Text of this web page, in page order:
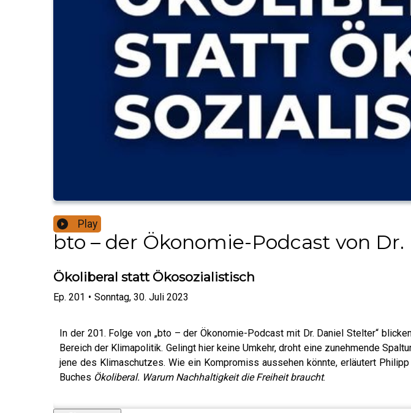
Play
bto – der Ökonomie-Podcast von
Ökoliberal statt Ökosozialistisch
Ep. 201 • Sonntag, 30. Juli 2023
In der 201. Folge von „bto – der Ökonomie-Podcast mit Dr. Daniel Stelter“
Bereich der Klimapolitik. Gelingt hier keine Umkehr, droht eine zunehmende
jene des Klimaschutzes. Wie ein Kompromiss aussehen könnte, erläutert
Buches Ökoliberal. Warum Nachhaltigkeit die Freiheit braucht.